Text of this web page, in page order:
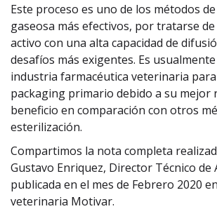
Este proceso es uno de los métodos
gaseosa más efectivos, por tratarse
activo con una alta capacidad de
desafíos más exigentes. Es
industria farmacéutica veterinaria
packaging primario debido a su mejor
beneficio en comparación con otros
esterilización.
Compartimos la nota completa
Gustavo Enriquez, Director Técnico de
publicada en el mes de Febrero 2020
veterinaria Motivar.